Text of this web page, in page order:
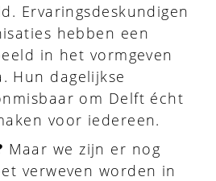
Ervaringsdeskundigen
hebben een
in het vormgeven
Hun dagelijkse
om Delft écht
voor iedereen.
Maar we zijn er nog
verweven worden in